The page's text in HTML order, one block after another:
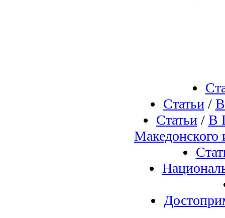
Статьи/
Статьи/ В
Македонского